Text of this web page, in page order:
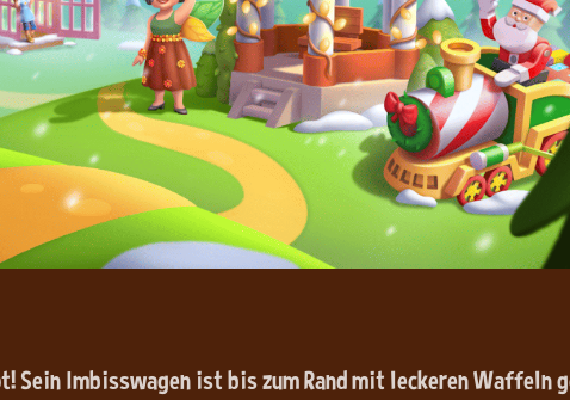
Sein Imbisswagen ist bis zum Rand mit leckeren Waffeln